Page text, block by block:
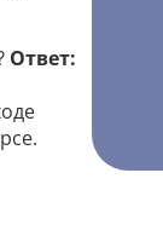
Ответ: